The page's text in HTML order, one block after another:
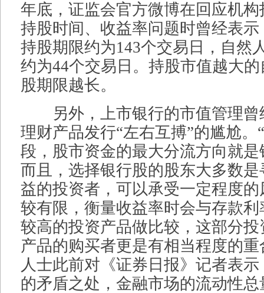
年底，证监会官方微博在回应机
持股时间、收益率问题时曾经表
持股期限约为143个交易日，自然
约为44个交易日。持股市值越大
股期限越长。
另外，上市银行的市值管理曾
理财产品发行“左右互搏”的尴尬。
段，股市资金的最大分流方向就
而且，选择银行股的股东大多数
益的投资者，可以承受一定程度
较有限，衡量收益率时会与存款
较高的投资产品做比较，这部分
产品的购买者更是有相当程度的重
人士此前对《证券日报》记者表
的矛盾之处，金融市场的流动性